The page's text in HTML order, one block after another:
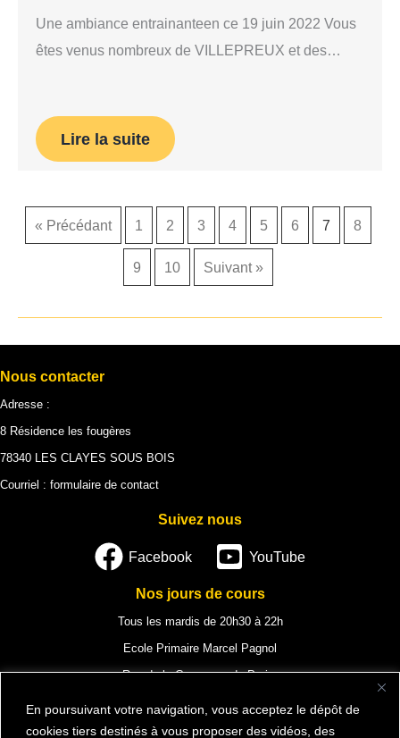
En poursuivant votre navigation, vous acceptez le dépôt de
cookies tiers destinés à vous proposer des vidéos, des
Une ambiance entrainanteen ce 19 juin 2022 Vous
êtes venus nombreux de VILLEPREUX et des…
Lire la suite
« Précédant 1 2 3 4 5 6 7 8
9 10 Suivant »
Nous contacter
Adresse :
8 Résidence les fougères
78340 LES CLAYES SOUS BOIS
Courriel : formulaire de contact
Suivez nous
Facebook YouTube
Nos jours de cours
Tous les mardis de 20h30 à 22h
Ecole Primaire Marcel Pagnol
Rue de la Commune de Paris,